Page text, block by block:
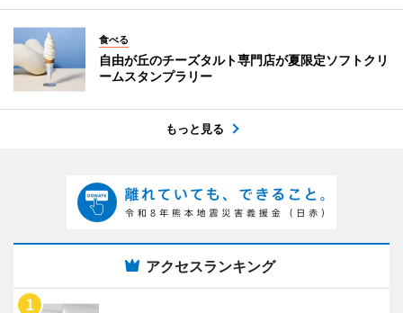
食べる
自由が丘のチーズタルト専門店が夏限定ソフトクリ
ームスタンプラリー
もっと見る
アクセスランキング